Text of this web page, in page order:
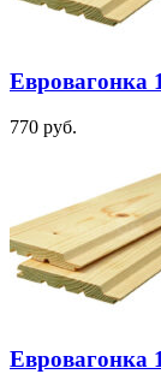
Евровагонка
770 руб.
Евровагонка